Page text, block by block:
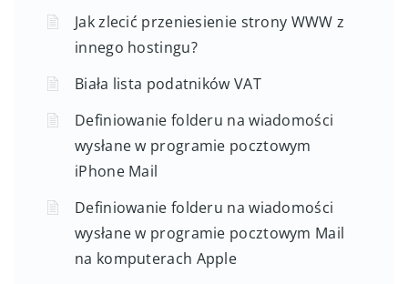
Jak zlecić przeniesienie strony WWW z
innego hostingu?
Biała lista podatników VAT
Definiowanie folderu na wiadomości
wysłane w programie pocztowym
iPhone Mail
Definiowanie folderu na wiadomości
wysłane w programie pocztowym Mail
na komputerach Apple